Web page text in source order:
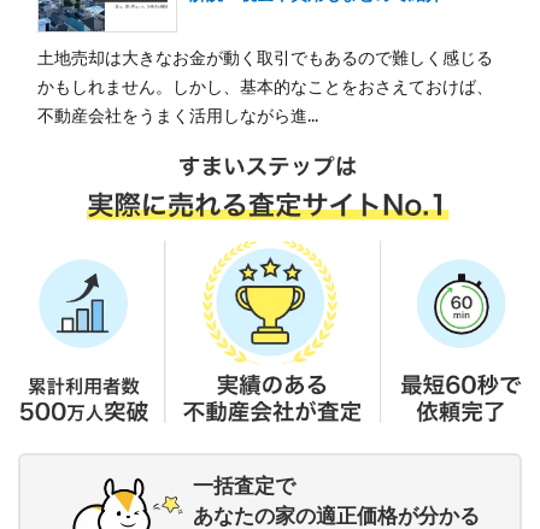
土地売却は大きなお金が動く取引でもあるので難しく感じる
かもしれません。しかし、基本的なことをおさえておけば、
不動産会社をうまく活用しながら進...
一括査定で
あなたの家の適正価格が分かる